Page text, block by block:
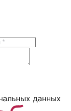
данных